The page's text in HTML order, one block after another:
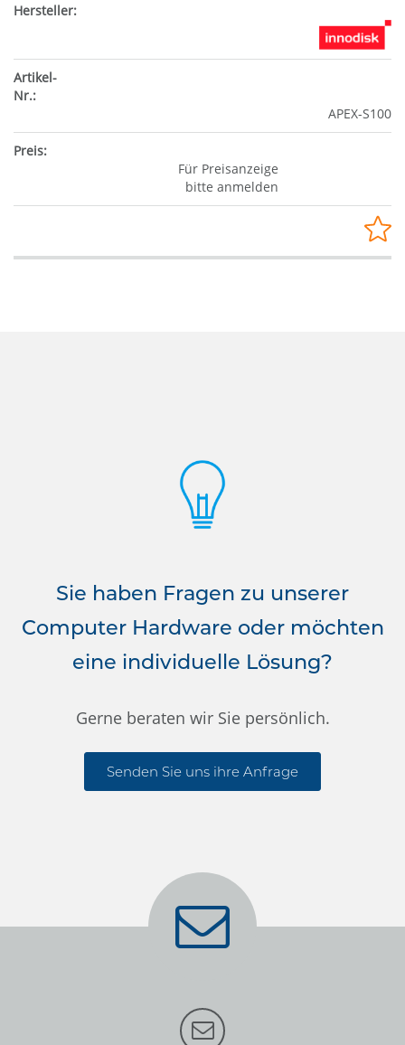
APEX-S100
Für Preisanzeige
bitte anmelden
Sie haben Fragen zu unserer
Computer Hardware oder möchten
eine individuelle Lösung?
Gerne beraten wir Sie persönlich.
Senden Sie uns ihre Anfrage